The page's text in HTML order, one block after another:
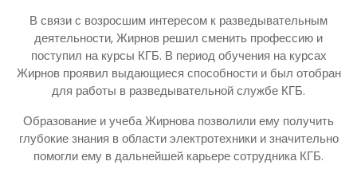
В связи с возросшим интересом к разведывательным
деятельности, Жирнов решил сменить профессию и
поступил на курсы КГБ. В период обучения на курсах
Жирнов проявил выдающиеся способности и был отобран
для работы в разведывательной службе КГБ.
Образование и учеба Жирнова позволили ему получить
глубокие знания в области электротехники и значительно
помогли ему в дальнейшей карьере сотрудника КГБ.